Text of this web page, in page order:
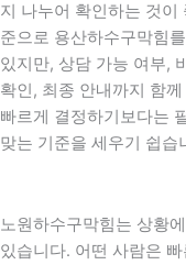
지 나누어 확인하는 것
준으로 용산하수구막힘
있지만, 상담 가능 여부,
확인, 최종 안내까지 함
빠르게 결정하기보다는
맞는 기준을 세우기 쉽습
노원하수구막힘는 상황
있습니다. 어떤 사람은